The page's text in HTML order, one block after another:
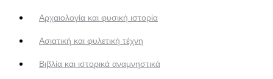
Αρχαιολογία και φυσική ιστορία
Ασιατική και φυλετική τέχνη
Βιβλία και ιστορικά αναμνηστικά